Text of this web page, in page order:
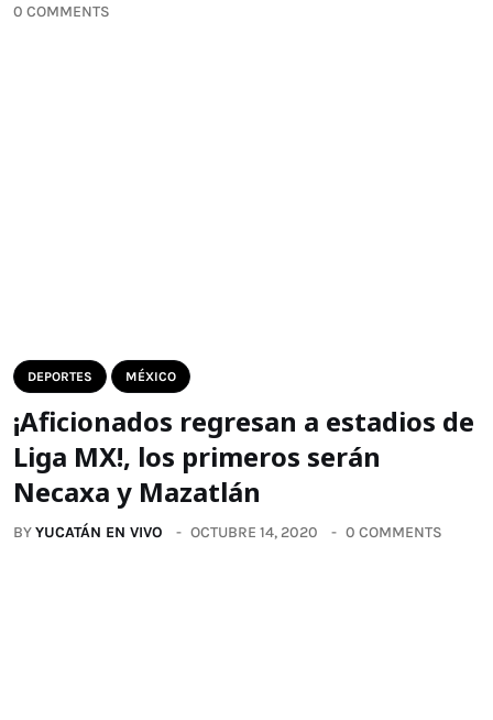
0 COMMENTS
DEPORTES MÉXICO
¡Aficionados regresan a estadios de
Liga MX!, los primeros serán
Necaxa y Mazatlán
BYYUCATÁN EN VIVO OCTUBRE 14, 2020 0 COMMENTS